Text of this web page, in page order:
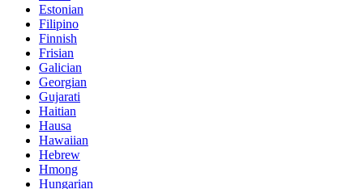
Estonian
Filipino
Finnish
Frisian
Galician
Georgian
Gujarati
Haitian
Hausa
Hawaiian
Hebrew
Hmong
Hungarian